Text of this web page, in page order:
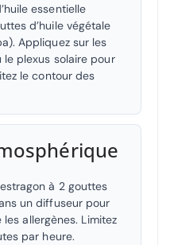
essentielle
d’huile végétale
Appliquez sur les
le plexus solaire pour
le contour des
à 2 gouttes
un diffuseur pour
allergènes. Limitez
par heure.